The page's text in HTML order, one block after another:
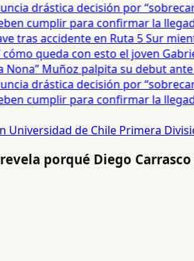
drástica decisión por
cumplir para confirmar la
tras accidente en Ruta 5 Sur
queda con esto el joven
Muñoz palpita su debut ante
drástica decisión por
cumplir para confirmar la
Universidad de Chile Primera
porqué Diego